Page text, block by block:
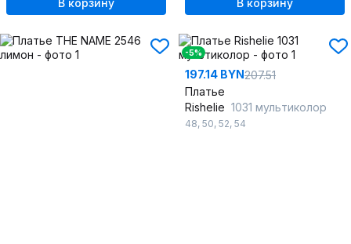
В корзину В корзину
-5%
197.14 BYN207.51
Платье
Rishelie 1031 мультиколор
48, 50, 52, 54